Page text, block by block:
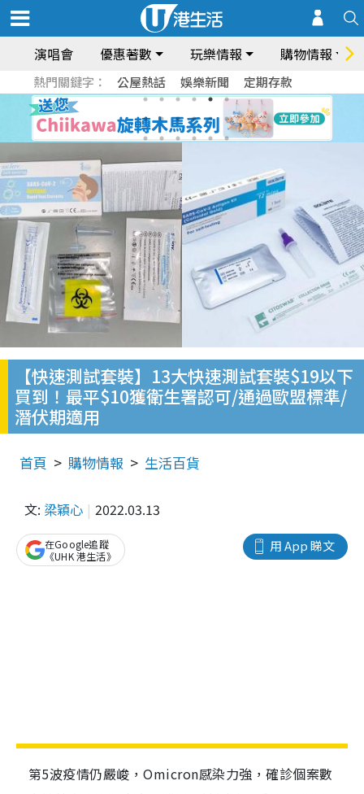
演唱會 優惠著數 玩樂情報 購物情報
熱門關鍵字： 公屋熱話 娛樂新聞 定期存款
【快速測試套裝】13大快速測試套裝$19以下
買到！最平$10獲衛生署認可/通過歐盟標準/
潛伏期適用
首頁 購物情報 生活百貨
文: 梁穎心 2022.03.13
用 App 睇文
在Google追蹤
《UHK 港生活》
第5波疫情仍嚴峻，Omicron感染力強，確診個案數